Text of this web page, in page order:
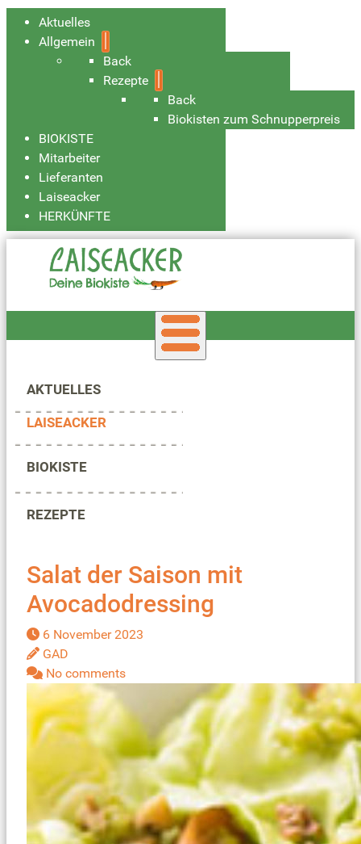
Aktuelles
Allgemein
Back
Rezepte
Back
Biokisten zum Schnupperpreis
BIOKISTE
Mitarbeiter
Lieferanten
Laiseacker
HERKÜNFTE
AKTUELLES
LAISEACKER
BIOKISTE
REZEPTE
Salat der Saison mit
Avocadodressing
6 November 2023
GAD
No comments